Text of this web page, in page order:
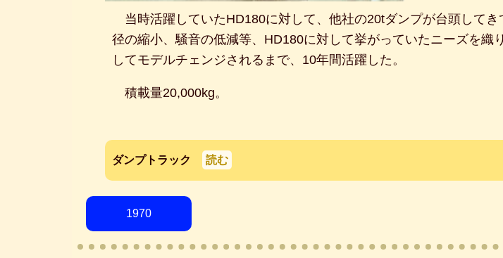
当時活躍していたHD180に対して、他社の20tダンプが台頭して
径の縮小、騒音の低減等、HD180に対して挙がっていたニーズを織
してモデルチェンジされるまで、10年間活躍した。
積載量20,000kg。
ダンプトラック 読む
1970